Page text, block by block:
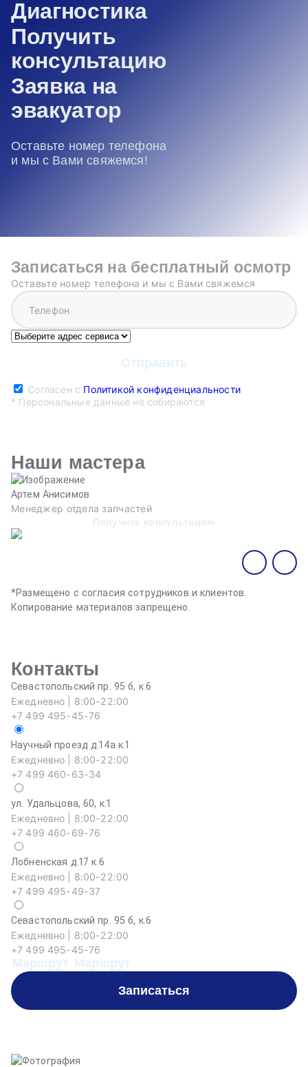
Диагностика
Получить
консультацию
Заявка на
эвакуатор
Оставьте номер телефона
и мы с Вами свяжемся!
Записаться на бесплатный осмотр
Оставьте номер телефона и мы с Вами свяжемся
Согласен с Политикой конфиденциальности
* Персональные данные не собираются
Наши мастера
Артем Анисимов
Менеджер отдела запчастей
Получить консультацию
*Размещено с согласия сотрудников и клиентов.
Копирование материалов запрещено.
Контакты
Севастопольский пр. 95 б, к.6
Ежедневно | 8:00-22:00
+7 499 495-45-76
Научный проезд д.14а к.1
Ежедневно | 8:00-22:00
+7 499 460-63-34
ул. Удальцова, 60, к.1
Ежедневно | 8:00-22:00
+7 499 460-69-76
Лобненская д.17 к.6
Ежедневно | 8:00-22:00
+7 499 495-49-37
Севастопольский пр. 95 б, к.6
Ежедневно | 8:00-22:00
+7 499 495-45-76
Маршрут Маршрут
Записаться